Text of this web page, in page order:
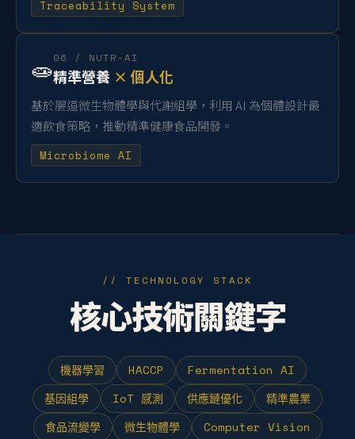
Traceability System
🧫06 / NUTR-AI
精準營養 × 個人化
基於腸道微生物體學與代謝組學，利用 AI 為個體設計最
適飲食策略，推動精準健康食品開發。
Microbiome AI
// TECHNOLOGY STACK
核心技術關鍵字
機器學習 HACCP
Fermentation AI
基因組學
IoT 感測 供應鏈優化
精準農業
食品流變學
微生物體學
Computer Vision